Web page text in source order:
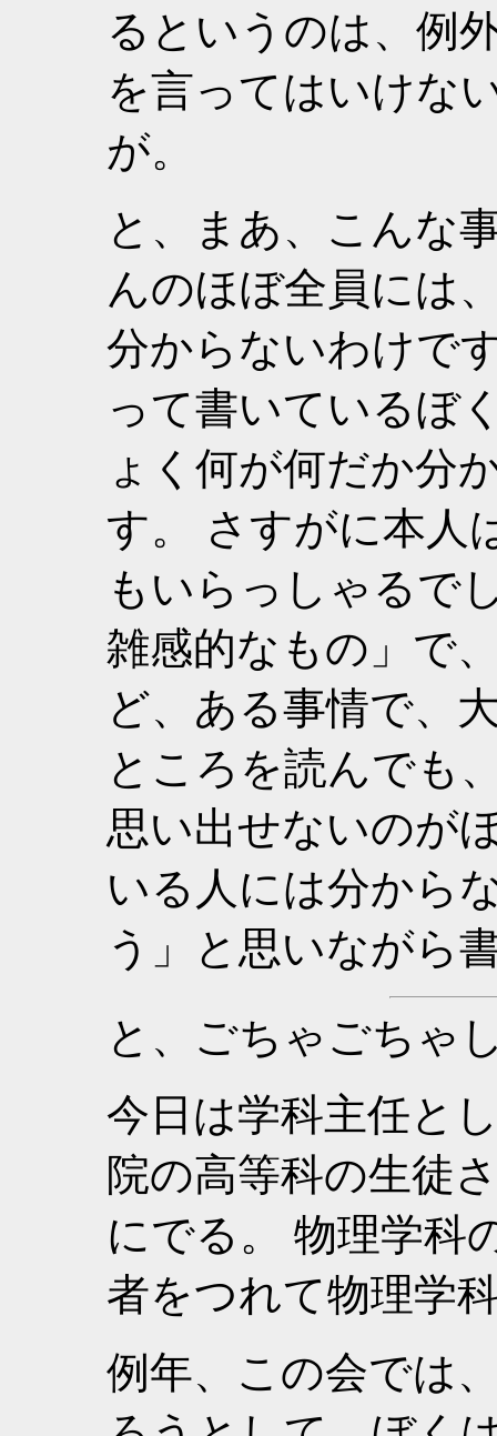
るというのは、例
を言ってはいけな
が。
と、まあ、こんな
んのほぼ全員には
分からないわけで
って書いているぼ
ょく何が何だか分
す。 さすがに本人
もいらっしゃるで
雑感的なもの」で
ど、ある事情で、
ところを読んでも
思い出せないのが
いる人には分から
う」と思いながら
と、ごちゃごちゃ
今日は学科主任と
院の高等科の生徒
にでる。 物理学科
者をつれて物理学
例年、この会では